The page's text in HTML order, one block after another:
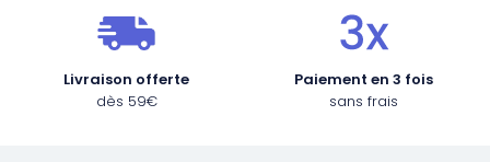
Livraison offerte
dès 59€
Paiement en 3 fois
sans frais